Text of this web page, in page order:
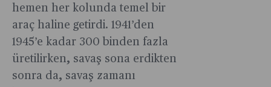
hemen her kolunda temel bir
araç haline getirdi. 1941’den
1945’e kadar 300 binden fazla
üretilirken, savaş sona erdikten
sonra da, savaş zamanı